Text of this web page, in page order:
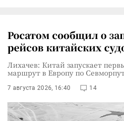
Росатом сообщил о
рейсов китайских
Лихачев: Китай запускает
маршрут в Европу по
7 августа 2026, 16:40 14